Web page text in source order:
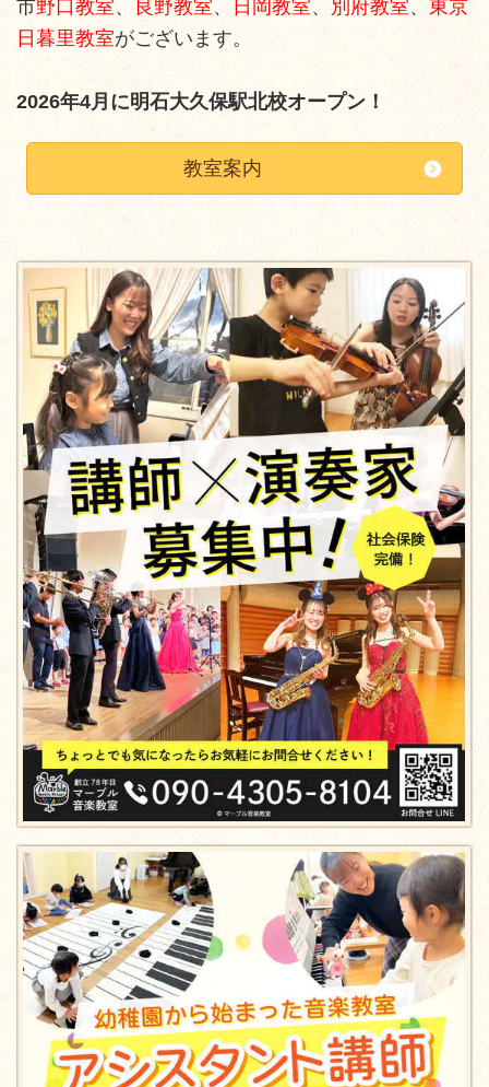
市野口教室、 良野教室、 日岡教室、 別府教室、 東京
日暮里教室がございます。
2026年4月に明石大久保駅北校オープン！
教室案内